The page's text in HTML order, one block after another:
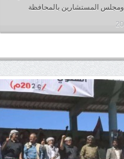
ومجلس المستشارين بالمحافظة